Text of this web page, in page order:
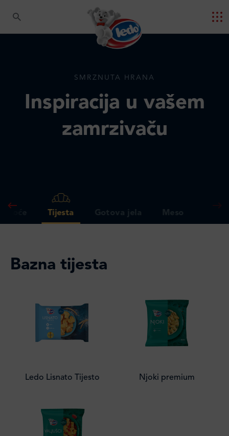
SMRZNUTA HRANA
Inspiracija u vašem
zamrzivaču
Tijesta Gotova jela Meso
Bazna tijesta
Ledo Lisnato Tijesto Njoki premium